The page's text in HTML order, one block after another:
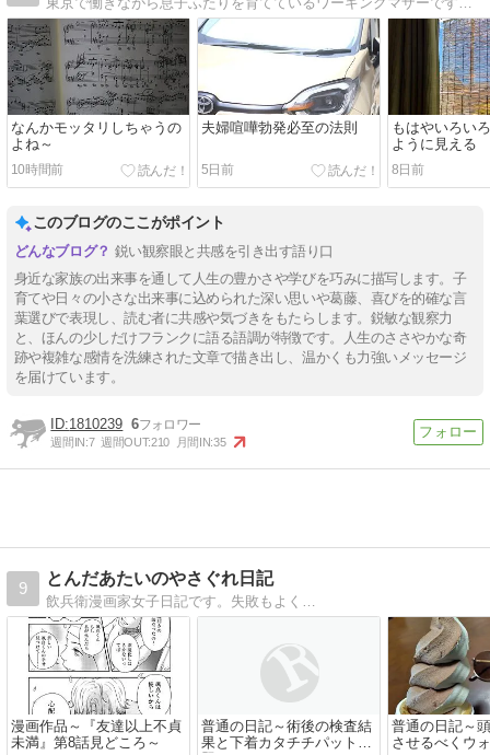
なんかモッタリしちゃうの
よね～
10時間前
夫婦喧嘩勃発必至の法則
5日前
もはやいろい
ように見える
8日前
このブログのここがポイント
鋭い観察眼と共感を引き出す語り口
身近な家族の出来事を通して人生の豊かさや学びを巧みに描写します。子
育てや日々の小さな出来事に込められた深い思いや葛藤、喜びを的確な言
葉選びで表現し、読む者に共感や気づきをもたらします。鋭敏な観察力
と、ほんの少しだけフランクに語る語調が特徴です。人生のささやかな奇
跡や複雑な感情を洗練された文章で描き出し、温かくも力強いメッセージ
を届けています。
1810239 6
週間IN:7 週間OUT:210 月間IN:35
9
とんだあたいのやさぐれ日記
飲兵衛漫画家女子日記です。失敗もよく…
漫画作品～『友達以上不貞
未満』第8話見どころ～
普通の日記～術後の検査結
果と下着カタチチパット問
普通の日記～
させるべくウ